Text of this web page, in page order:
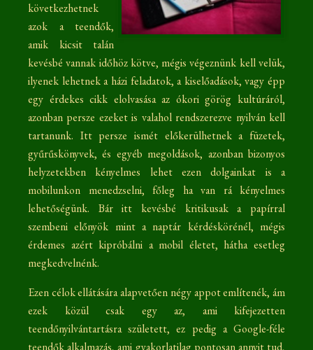
következhetnek
azok a teendők,
amik kicsit talán
kevésbé vannak időhöz kötve, mégis végeznünk kell velük,
ilyenek lehetnek a házi feladatok, a kiselőadások, vagy épp
egy érdekes cikk elolvasása az ókori görög kultúráról,
azonban persze ezeket is valahol rendszerezve nyilván kell
tartanunk. Itt persze ismét előkerülhetnek a füzetek,
gyűrűskönyvek, és egyéb megoldások, azonban bizonyos
helyzetekben kényelmes lehet ezen dolgainkat is a
mobilunkon menedzselni, főleg ha van rá kényelmes
lehetőségünk. Bár itt kevésbé kritikusak a papírral
szembeni előnyök mint a naptár kérdéskörénél, mégis
érdemes azért kipróbálni a mobil életet, hátha esetleg
megkedvelnénk.
Ezen célok ellátására alapvetően négy appot említenék, ám
ezek közül csak egy az, ami kifejezetten
teendőnyilvántartásra született, ez pedig a Google-féle
teendők alkalmazás, ami gyakorlatilag pontosan annyit tud,